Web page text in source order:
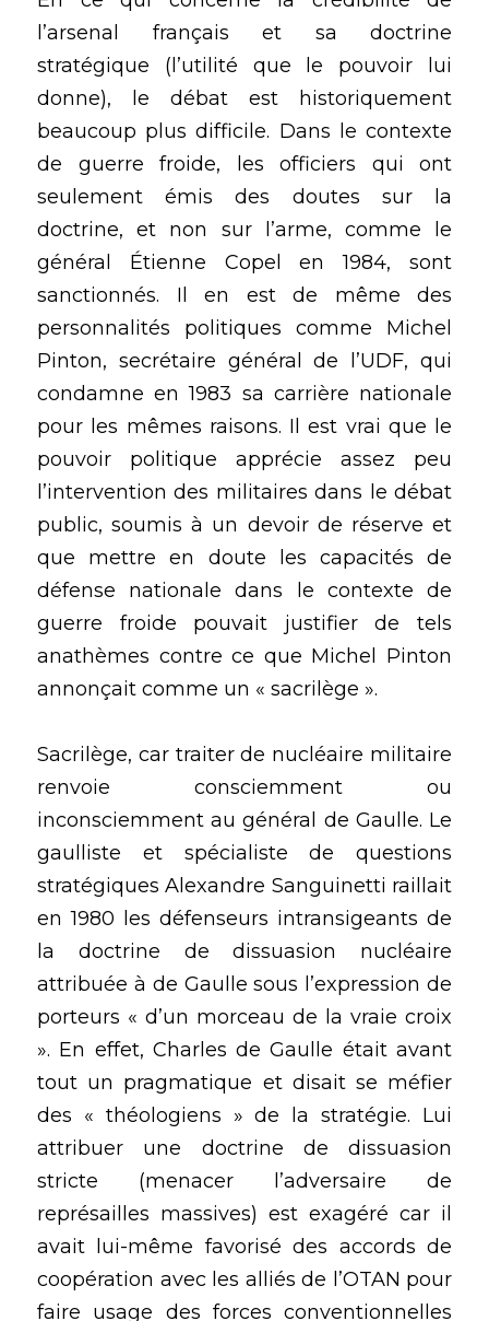
l’arsenal français et sa doctrine
stratégique (l’utilité que le pouvoir lui
donne), le débat est historiquement
beaucoup plus difficile. Dans le contexte
de guerre froide, les officiers qui ont
seulement émis des doutes sur la
doctrine, et non sur l’arme, comme le
général Étienne Copel en 1984, sont
sanctionnés. Il en est de même des
personnalités politiques comme Michel
Pinton, secrétaire général de l’UDF, qui
condamne en 1983 sa carrière nationale
pour les mêmes raisons. Il est vrai que le
pouvoir politique apprécie assez peu
l’intervention des militaires dans le débat
public, soumis à un devoir de réserve et
que mettre en doute les capacités de
défense nationale dans le contexte de
guerre froide pouvait justifier de tels
anathèmes contre ce que Michel Pinton
annonçait comme un « sacrilège ».
Sacrilège, car traiter de nucléaire militaire
renvoie consciemment ou
inconsciemment au général de Gaulle. Le
gaulliste et spécialiste de questions
stratégiques Alexandre Sanguinetti raillait
en 1980 les défenseurs intransigeants de
la doctrine de dissuasion nucléaire
attribuée à de Gaulle sous l’expression de
porteurs « d’un morceau de la vraie croix
». En effet, Charles de Gaulle était avant
tout un pragmatique et disait se méfier
des « théologiens » de la stratégie. Lui
attribuer une doctrine de dissuasion
stricte (menacer l’adversaire de
représailles massives) est exagéré car il
avait lui-même favorisé des accords de
coopération avec les alliés de l’OTAN pour
faire usage des forces conventionnelles